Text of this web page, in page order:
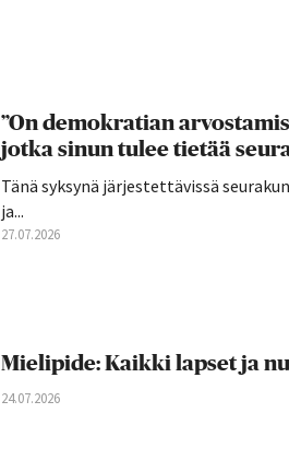
”On demokratian
jotka sinun tulee tietää
Tänä syksynä järjestettävissä
ja...
27.07.2026
Mielipide: Kaikki lapset ja
24.07.2026